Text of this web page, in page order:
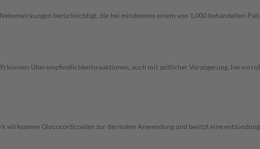
berücksichtigt, die bei mindestens einem von 1.000 behandelten
können Überempfindlichkeitsreaktionen, auch mit zeitlicher Verzögerung,
Glucocorticoiden zur dermalen Anwendung und besitzt eine